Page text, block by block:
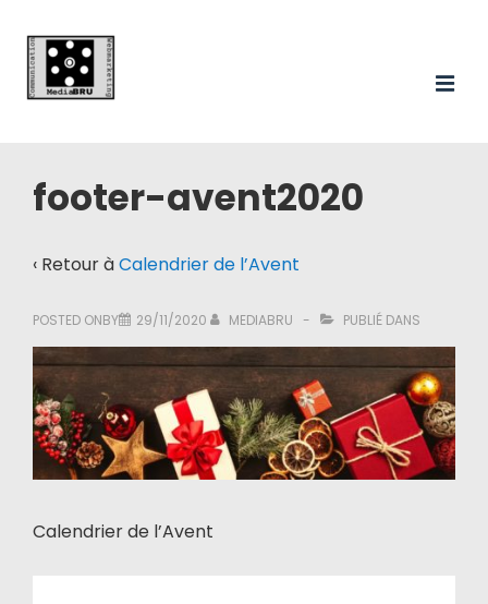
passer
contenu
Navigation
footer-avent2020
‹ Retour àCalendrier de l’Avent
POSTED ONBY 29/11/2020 MEDIABRU PUBLIÉ DANS
Calendrier de l’Avent